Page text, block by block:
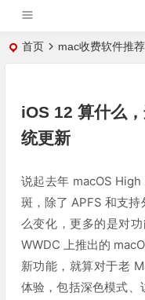
首页 mac收费软件推荐
iOS 12 算什么
统更新
说起去年 macOS
斑，除了 APFS 和支
么变化，更多的是对
WWDC 上推出的
新功能，就算对于老
体验，包括深色模式、